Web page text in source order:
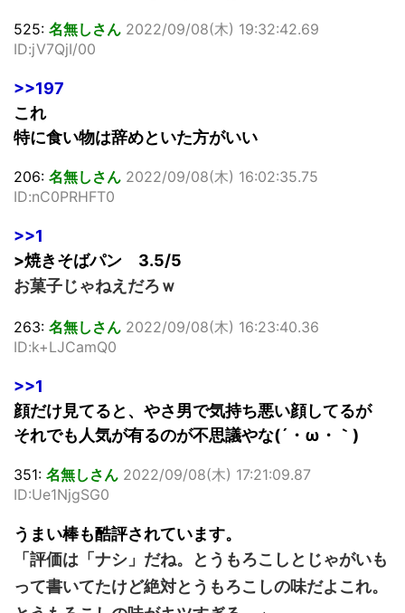
525: 名無しさん 2022/09/08(木) 19:32:42.69
ID:jV7QjI/00
>>197
これ
特に食い物は辞めといた方がいい
206: 名無しさん 2022/09/08(木) 16:02:35.75
ID:nC0PRHFT0
>>1
>焼きそばパン 3.5/5
お菓子じゃねえだろｗ
263: 名無しさん 2022/09/08(木) 16:23:40.36
ID:k+LJCamQ0
>>1
顔だけ見てると、やさ男で気持ち悪い顔してるが
それでも人気が有るのが不思議やな(´・ω・｀)
351: 名無しさん 2022/09/08(木) 17:21:09.87
ID:Ue1NjgSG0
うまい棒も酷評されています。
「評価は「ナシ」だね。とうもろこしとじゃがいも
って書いてたけど絶対とうもろこしの味だよこれ。